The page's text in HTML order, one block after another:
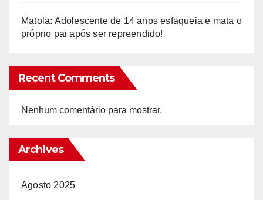
Matola: Adolescente de 14 anos esfaqueia e mata o
próprio pai após ser repreendido!
Recent Comments
Nenhum comentário para mostrar.
Archives
Agosto 2025